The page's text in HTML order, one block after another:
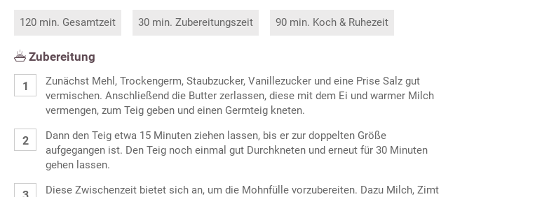
120 min. Gesamtzeit 30 min. Zubereitungszeit 90 min. Koch & Ruhezeit
Zubereitung
Zunächst Mehl, Trockengerm, Staubzucker, Vanillezucker und eine Prise Salz gut
vermischen. Anschließend die Butter zerlassen, diese mit dem Ei und warmer Milch
vermengen, zum Teig geben und einen Germteig kneten.
Dann den Teig etwa 15 Minuten ziehen lassen, bis er zur doppelten Größe
aufgegangen ist. Den Teig noch einmal gut Durchkneten und erneut für 30 Minuten
gehen lassen.
Diese Zwischenzeit bietet sich an, um die Mohnfülle vorzubereiten. Dazu Milch, Zimt